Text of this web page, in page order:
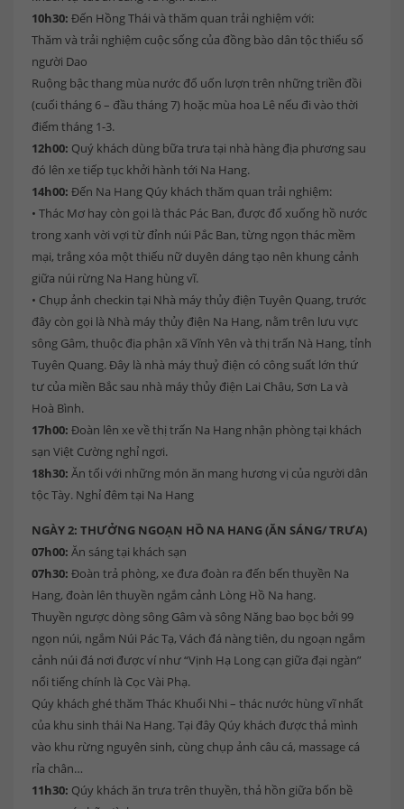
10h30: Đến Hồng Thái và thăm quan trải nghiệm với:
Thăm và trải nghiệm cuộc sống của đồng bào dân tộc thiểu số
người Dao
Ruộng bậc thang mùa nước đổ uốn lượn trên những triền đồi
(cuối tháng 6 – đầu tháng 7) hoặc mùa hoa Lê nếu đi vào thời
điểm tháng 1-3.
12h00: Quý khách dùng bữa trưa tại nhà hàng địa phương sau
đó lên xe tiếp tục khởi hành tới Na Hang.
14h00: Đến Na Hang Qúy khách thăm quan trải nghiệm:
• Thác Mơ hay còn gọi là thác Pác Ban, được đổ xuống hồ nước
trong xanh vời vợi từ đỉnh núi Pắc Ban, từng ngọn thác mềm
mại, trắng xóa một thiếu nữ duyên dáng tạo nên khung cảnh
giữa núi rừng Na Hang hùng vĩ.
• Chụp ảnh checkin tại Nhà máy thủy điện Tuyên Quang, trước
đây còn gọi là Nhà máy thủy điện Na Hang, nằm trên lưu vực
sông Gâm, thuộc địa phận xã Vĩnh Yên và thị trấn Nà Hang, tỉnh
Tuyên Quang. Đây là nhà máy thuỷ điện có công suất lớn thứ
tư của miền Bắc sau nhà máy thủy điện Lai Châu, Sơn La và
Hoà Bình.
17h00: Đoàn lên xe về thị trấn Na Hang nhận phòng tại khách
sạn Việt Cường nghỉ ngơi.
18h30: Ăn tối với những món ăn mang hương vị của người dân
tộc Tày. Nghỉ đêm tại Na Hang
NGÀY 2: THƯỞNG NGOẠN HỒ NA HANG (ĂN SÁNG/ TRƯA)
07h00: Ăn sáng tại khách sạn
07h30: Đoàn trả phòng, xe đưa đoàn ra đến bến thuyền Na
Hang, đoàn lên thuyền ngắm cảnh Lòng Hồ Na hang.
Thuyền ngược dòng sông Gâm và sông Năng bao bọc bởi 99
ngọn núi, ngắm Núi Pác Tạ, Vách đá nàng tiên, du ngoạn ngắm
cảnh núi đá nơi được ví như “Vịnh Hạ Long cạn giữa đại ngàn”
nổi tiếng chính là Cọc Vài Phạ.
Qúy khách ghé thăm Thác Khuổi Nhi – thác nước hùng vĩ nhất
của khu sinh thái Na Hang. Tại đây Qúy khách được thả mình
vào khu rừng nguyên sinh, cùng chụp ảnh câu cá, massage cá
rỉa chân…
11h30: Qúy khách ăn trưa trên thuyền, thả hồn giữa bốn bề